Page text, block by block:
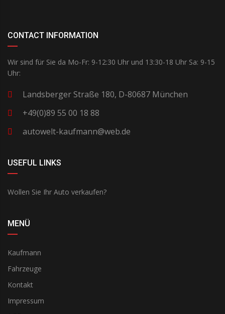
CONTACT INFORMATION
Wir sind für Sie da Mo-Fr: 9-12:30 Uhr und 13:30-18 Uhr Sa: 9-15
Uhr:
Landsberger Straße 180, D-80687 München
+49(0)89 55 00 18 88
autowelt-kaufmann@web.de
USEFUL LINKS
Wollen Sie Ihr Auto verkaufen?
MENÜ
Kaufmann
Fahrzeuge
Kontakt
Impressum